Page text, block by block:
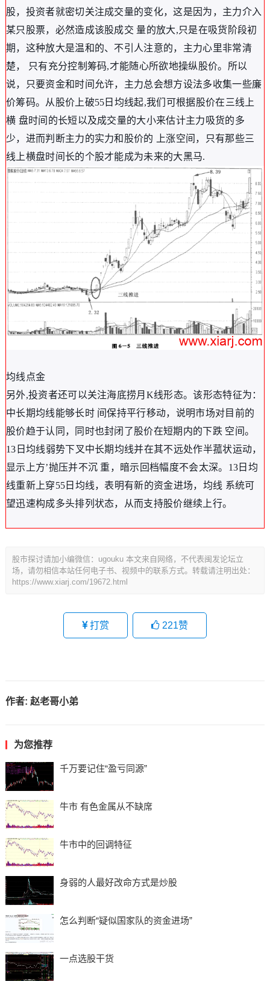
股，投资者就密切关注成交量的变化，这是因为，主力介入
某只股票，必然造成该股成交 量的放大,只是在吸货阶段初
期，这种放大是温和的、不引人注意的，主力心里非常清
楚， 只有充分控制筹码,才能随心所欲地操纵股价。所以
说，只要资金和时间允许，主力总会想方设法多收集一些廉
价筹码。从股价上破55日均线起,我们可根据股价在三线上
横 盘时间的长短以及成交量的大小来估计主力吸货的多
少，进而判断主力的实力和股价的 上涨空间，只有那些三
线上横盘时间长的个股才能成为未来的大黑马.
均线点金
另外,投资者还可以关注海底捞月K线形态。该形态特征为：
中长期均线能够长时 间保持平行移动，说明市场对目前的
股价趋于认同，同时也封闭了股价在短期内的下跌 空间。
13日均线弱势下叉中长期均线并在其不远处作半菰状运动，
显示上方’抛压并不沉 重，暗示回档幅度不会太深。13日均
线重新上穿55日均线，表明有新的资金进场，均线 系统可
望迅速构成多头排列状态，从而支持股价继续上行。
股市探讨请加小编微信：ugouku 本文来自网络，不代表闽发论坛立
场，请勿相信本站任何电子书、视频中的联系方式。转载请注明出处：
https://www.xiarj.com/19672.html
打赏 221赞
作者: 赵老哥小弟
为您推荐
千万要记住“盈亏同源”
牛市 有色金属从不缺席
牛市中的回调特征
身弱的人最好改命方式是炒股
怎么判断“疑似国家队的资金进场”
一点选股干货